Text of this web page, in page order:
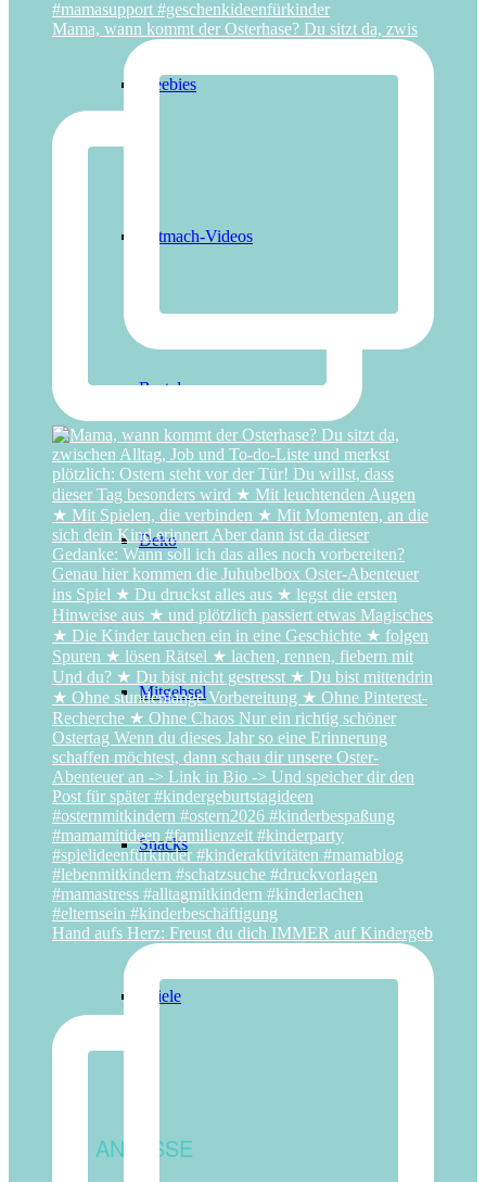
Freebies
Mitmach-Videos
Basteln
Deko
Mitgebsel
Snacks
Spiele
ANLÄSSE
Mama, wann kommt der Osterhase? Du sitzt da, zwis
Hand aufs Herz: Freust du dich IMMER auf Kindergeb